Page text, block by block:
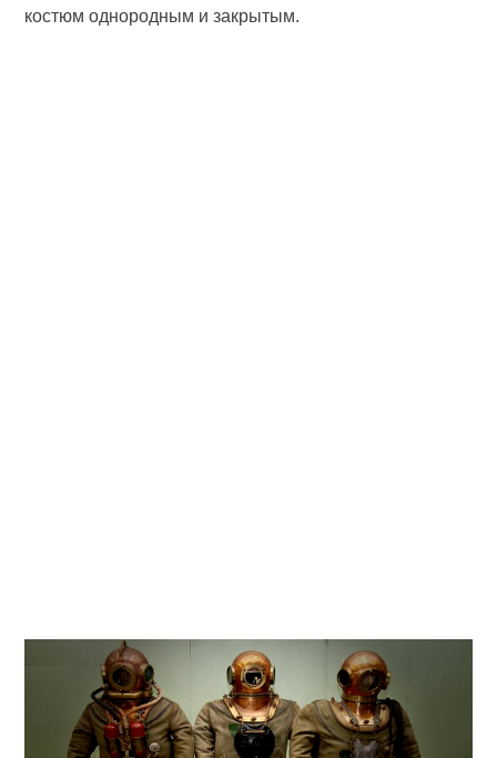
костюм однородным и закрытым.